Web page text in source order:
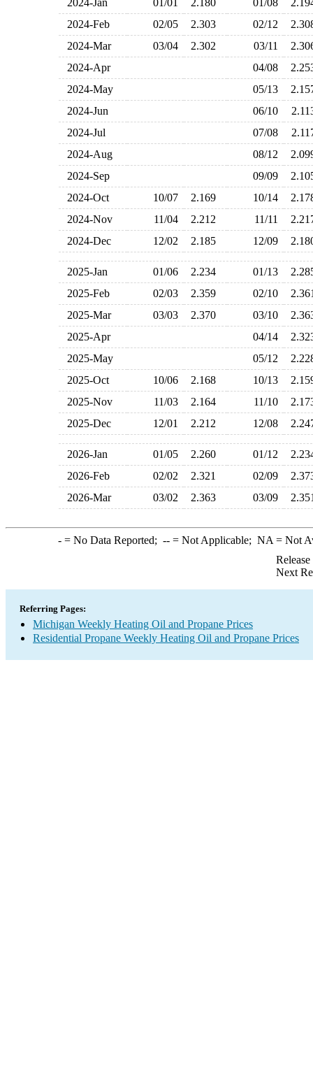
2024-Jan 01/01 2.180 01/08
2024-Feb
02/05 2.303 02/12
2024-Mar
03/04 2.302 03/11
2024-Apr
04/08
2024-May
05/13
2024-Jun
06/10
2024-Jul
07/08
2024-Aug
08/12
2024-Sep
09/09
2024-Oct
10/07 2.169 10/14
2024-Nov
11/04 2.212 11/11
2024-Dec
12/02 2.185 12/09
2025-Jan 01/06 2.234 01/13
2025-Feb
02/03 2.359 02/10
2025-Mar
03/03 2.370 03/10
2025-Apr
04/14
2025-May
05/12
2025-Oct
10/06 2.168 10/13
2025-Nov
11/03 2.164 11/10
2025-Dec
12/01 2.212 12/08
2026-Jan 01/05 2.260 01/12
2026-Feb
02/02 2.321 02/09
2026-Mar
03/02 2.363 03/09
-= No Data Reported; --= Not Applicable; NA = Not
Next
Referring Pages:
Michigan Weekly Heating Oil and Propane Prices
Residential Propane Weekly Heating Oil and Propane Prices